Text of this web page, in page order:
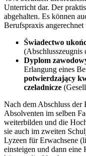
Unterricht dar. Der
abgehalten. Es können
Berufspraxis angerechnet
Świadectwo
(Abschlusszeugnis
Dyplom
Erlangung eines
potwierdzający
czeladnicze
Nach dem Abschluss der
Absolventen im selben
weiterbilden und die
sie auch im zweiten
Lyzeen für Erwachsene
einsteigen und dann